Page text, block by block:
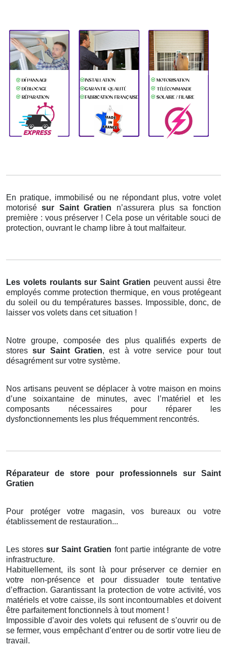
En pratique, immobilisé ou ne répondant plus, votre volet
motorisésur Saint Gratien n’assurera plus sa fonction
première : vous préserver ! Cela pose un véritable souci de
protection, ouvrant le champ libre à tout malfaiteur.
Les volets roulants sur Saint Gratien peuvent aussi être
employés comme protection thermique, en vous protégeant
du soleil ou du températures basses. Impossible, donc, de
laisser vos volets dans cet situation !
Notre groupe, composée des plus qualifiés experts de
storessur Saint Gratien, est à votre service pour tout
désagrément sur votre système.
Nos artisans peuvent se déplacer à votre maison en moins
d’une soixantaine de minutes, avec l’matériel et les
composants nécessaires pour réparer les
dysfonctionnements les plus fréquemment rencontrés.
Réparateur de store pour professionnels sur Saint
Gratien
Pour protéger votre magasin, vos bureaux ou votre
établissement de restauration...
Les storessur Saint Gratien font partie intégrante de votre
infrastructure.
Habituellement, ils sont là pour préserver ce dernier en
votre non-présence et pour dissuader toute tentative
d’effraction. Garantissant la protection de votre activité, vos
matériels et votre caisse, ils sont incontournables et doivent
être parfaitement fonctionnels à tout moment !
Impossible d’avoir des volets qui refusent de s’ouvrir ou de
se fermer, vous empêchant d’entrer ou de sortir votre lieu de
travail.